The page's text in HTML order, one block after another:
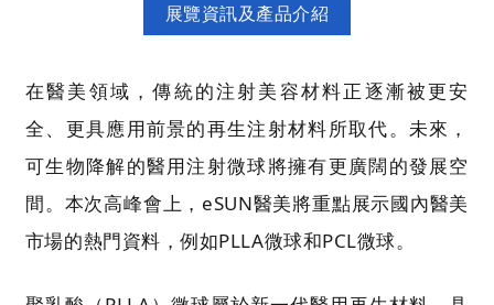
展覽資訊及產品介紹
在醫美領域，傳統的注射美容材料正逐漸被更安
全、更具應用前景的再生注射材料所取代。未來，
可生物降解的醫用注射微球將擁有更廣闊的發展空
間。本次高峰會上，eSUN醫美將重點展示國內醫美
市場的熱門資料，例如PLLA微球和PCL微球。